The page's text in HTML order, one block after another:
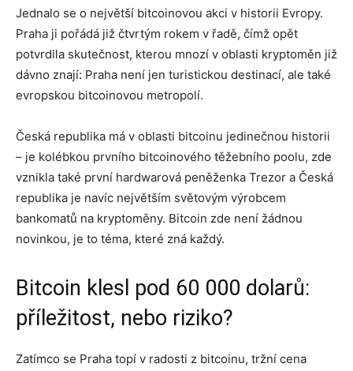
Jednalo se o největší bitcoinovou akci v historii Evropy.
Praha ji pořádá již čtvrtým rokem v řadě, čímž opět
potvrdila skutečnost, kterou mnozí v oblasti kryptoměn již
dávno znají: Praha není jen turistickou destinací, ale také
evropskou bitcoinovou metropolí.
Česká republika má v oblasti bitcoinu jedinečnou historii
– je kolébkou prvního bitcoinového těžebního poolu, zde
vznikla také první hardwarová peněženka Trezor a Česká
republika je navíc největším světovým výrobcem
bankomatů na kryptoměny. Bitcoin zde není žádnou
novinkou, je to téma, které zná každý.
Bitcoin klesl pod 60 000 dolarů:
příležitost, nebo riziko?
Zatímco se Praha topí v radosti z bitcoinu, tržní cena